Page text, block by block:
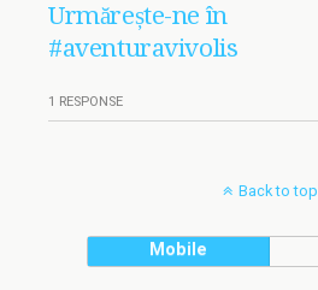
Urmărește-ne în
#aventuravivolis
1 RESPONSE
Back to top
Mobile